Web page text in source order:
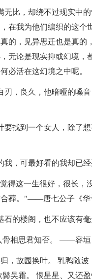
无比，却绕不过现实中
在我为他们编织的这
的，见异思迁也是真
无论是现实抑或幻境
必活在这幻境之中呢。
刃，良久，他暗哑的嗓
要找到一个女人，除了
我，可最好看的我却已
得这一生很好，很长，
葬。"——唐七公子《华
的楼阁，也不应该有毫
骨相思君知否。 ——容
，故园换叶。 乳鸭随
吴霜。 恨星星、又还